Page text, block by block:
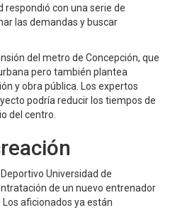
respondió con una serie de
las demandas y buscar
del metro de Concepción, que
pero también plantea
y obra pública. Los expertos
podría reducir los tiempos de
del centro.
Universidad de
de un nuevo entrenador
aficionados ya están